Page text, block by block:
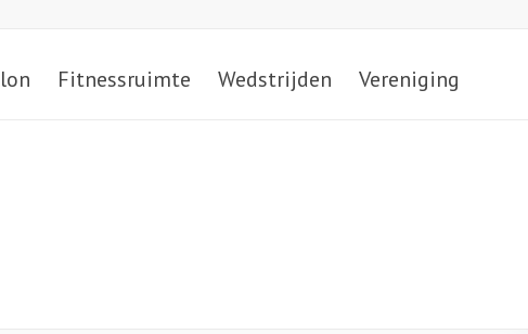
Fitnessruimte Wedstrijden Vereniging